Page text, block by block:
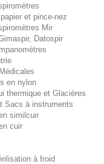
et pince-nez
Mir
Datospir
en nylon
thermique et Glacières
Sacs à instruments
similcuir
cuir
à froid